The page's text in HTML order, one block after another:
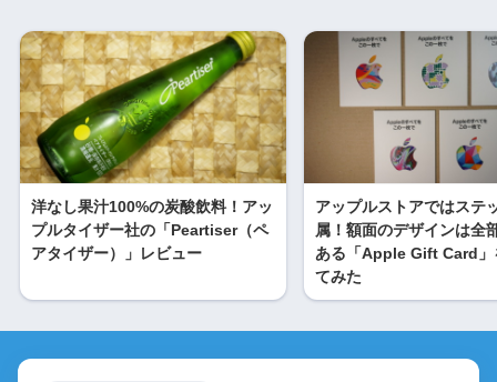
洋なし果汁100%の炭酸飲料！アッ
プルタイザー社の「Peartiser（ペ
アタイザー）」レビュー
アップルストアではステ
属！額面のデザインは全
ある「Apple Gift Card」
てみた